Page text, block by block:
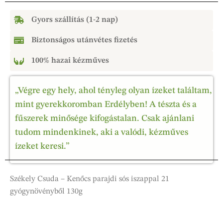
Gyors szállítás (1-2 nap)
Biztonságos utánvétes fizetés
100% hazai kézműves
„Végre egy hely, ahol tényleg olyan ízeket találtam,
mint gyerekkoromban Erdélyben! A tészta és a
fűszerek minősége kifogástalan. Csak ajánlani
tudom mindenkinek, aki a valódi, kézműves
ízeket keresi.”
Székely Csuda – Kenőcs parajdi sós iszappal 21
gyógynövényből 130g